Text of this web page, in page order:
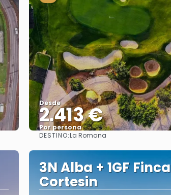
Desde
2.413 €
Por persona
Ver
DESTINO:La Romana
3N Alba + 1GF Finca
Cortesin